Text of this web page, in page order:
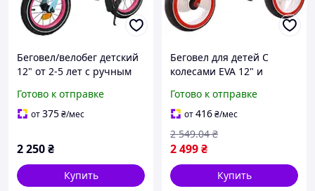
Беговел/велобег детский
12" от 2-5 лет с ручным
Matrix T-21259/1
Готово к отправке
от375₴/мес
2 250₴
Купить
Беговел для детей С
колесами EVA 12" и
BALANCE TILLY Lumi T-
212521 White /1/"!
Готово к отправке
от416₴/мес
2 499₴
2 549.04 ₴
Купить